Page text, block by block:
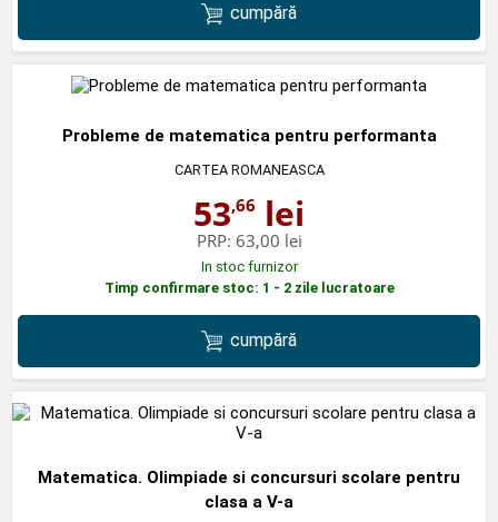
cumpără
Probleme de matematica pentru performanta
CARTEA ROMANEASCA
53,66 lei
PRP: 63,00 lei
In stoc furnizor
Timp confirmare stoc: 1 - 2 zile lucratoare
cumpără
Matematica. Olimpiade si concursuri scolare pentru
clasa a V-a